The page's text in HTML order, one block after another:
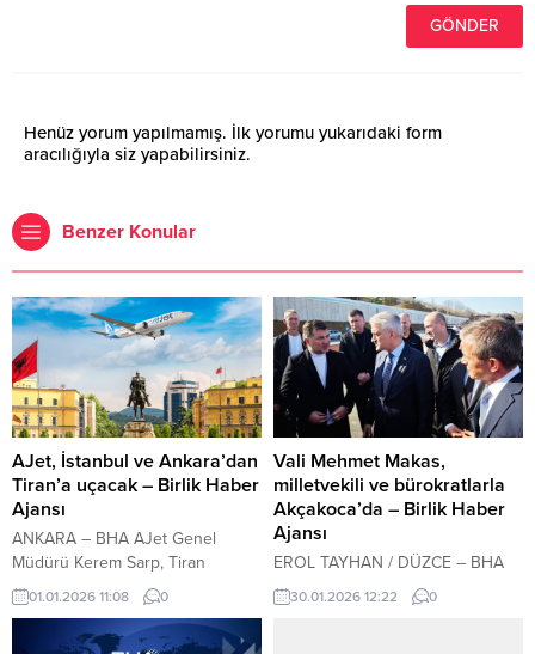
Henüz yorum yapılmamış. İlk yorumu yukarıdaki form
aracılığıyla siz yapabilirsiniz.
Benzer Konular
AJet, İstanbul ve Ankara’dan
Tiran’a uçacak – Birlik Haber
Ajansı
ANKARA – BHA AJet Genel
Müdürü Kerem Sarp, Tiran
seferlerinin başlayacağını sosyal
medya hesabından duyurdu.
Kerem Sarp, ”2025 yılı boyunca
01.01.2026 11:08 0
Vali Mehmet Makas,
milletvekili ve bürokratlarla
Akçakoca’da – Birlik Haber
Ajansı
EROL TAYHAN / DÜZCE – BHA
Düzce Valisi Mehmet Makas,
göreve başladığı andan itibaren
30.01.2026 12:22 0